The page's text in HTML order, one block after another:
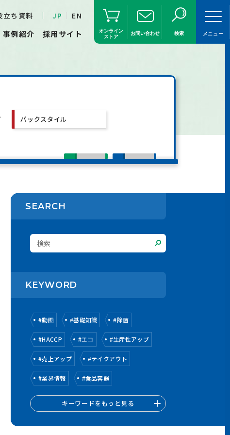
立ち資料 JP EN
事例紹介 採用サイト
オンライン
ストア
お問い合わせ 検索 メニュー
パックスタイル
SEARCH
KEYWORD
#動画 #基礎知識 #除菌
#HACCP #エコ #生産性アップ
#売上アップ #テイクアウト
#業界情報 #食品容器
キーワードをもっと見る